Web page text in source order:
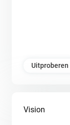
Uitproberen
Vision